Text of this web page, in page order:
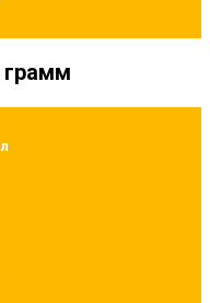
грамм